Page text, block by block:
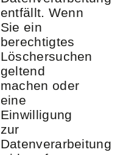
entfällt. Wenn
Sie ein
berechtigtes
Löschersuchen
geltend
machen oder
eine
Einwilligung
zur
Datenverarbeitung